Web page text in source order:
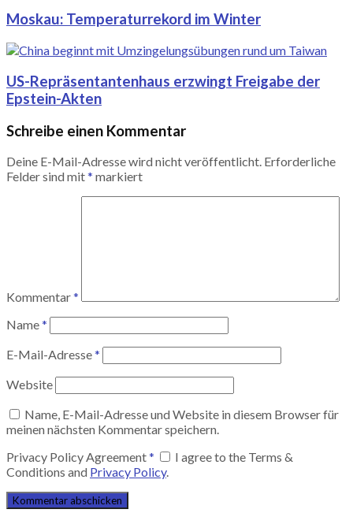
Moskau: Temperaturrekord im Winter
US-Repräsentantenhaus erzwingt Freigabe der
Epstein-Akten
Schreibe einen Kommentar
Deine E-Mail-Adresse wird nicht veröffentlicht. Erforderliche
Felder sind mit* markiert
Kommentar*
Name*
E-Mail-Adresse*
Website
Name, E-Mail-Adresse und Website in diesem Browser für
meinen nächsten Kommentar speichern.
Privacy Policy Agreement*
I agree to the Terms &
Conditions and Privacy Policy.